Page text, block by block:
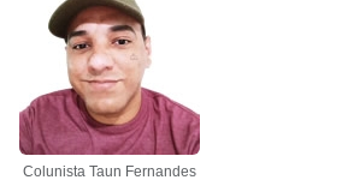
Colunista Taun Fernandes